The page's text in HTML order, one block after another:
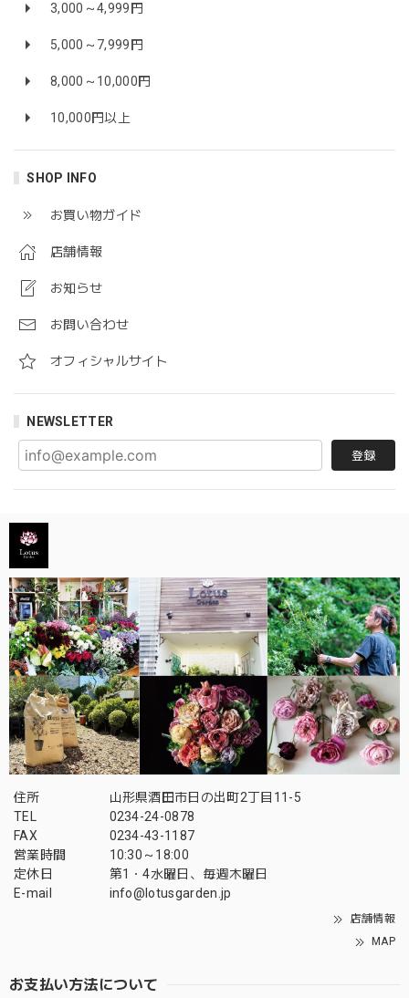
3,000～4,999円
5,000～7,999円
8,000～10,000円
10,000円以上
SHOP INFO
お買い物ガイド
店舗情報
お知らせ
お問い合わせ
オフィシャルサイト
NEWSLETTER
登録
住所
山形県酒田市日の出町2丁目11-5
TEL
0234-24-0878
FAX
0234-43-1187
営業時間
10:30～18:00
定休日
第1・4水曜日、毎週木曜日
E-mail
info@lotusgarden.jp
店舗情報
MAP
お支払い方法について